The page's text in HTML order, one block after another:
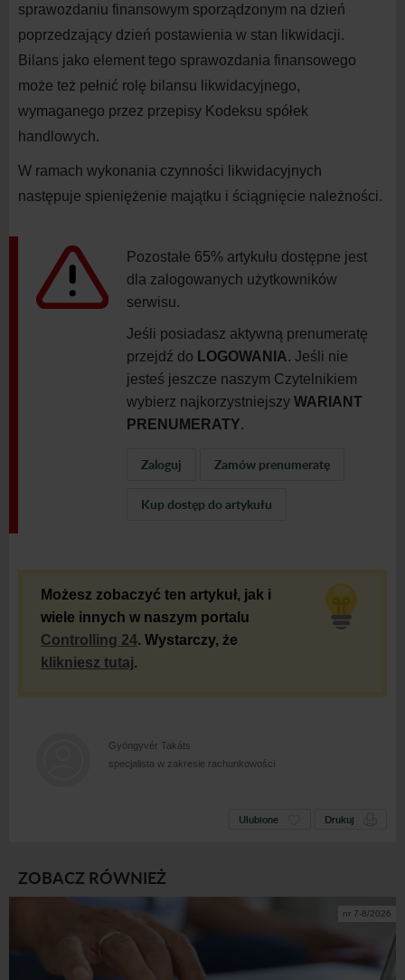
sprawozdaniu finansowym sporządzonym na dzień
poprzedzający dzień postawienia w stan likwidacji.
Bilans jako element tego sprawozdania finansowego
może też pełnić rolę bilansu likwidacyjnego,
wymaganego przez przepisy Kodeksu spółek
handlowych.
W ramach wykonania czynności likwidacyjnych
następuje spieniężenie majątku i ściągnięcie należności.
Pozostałe 65% artykułu dostępne jest
dla zalogowanych użytkowników
serwisu.
Jeśli posiadasz aktywną prenumeratę
przejdź do LOGOWANIA. Jeśli nie
jesteś jeszcze naszym Czytelnikiem
wybierz najkorzystniejszy WARIANT
PRENUMERATY.
Zaloguj Zamów prenumeratę
Kup dostęp do artykułu
Możesz zobaczyć ten artykuł, jak i
wiele innych w naszym portalu
Controlling 24. Wystarczy, że
klikniesz tutaj.
Gyöngyvér Takáts
specjalista w zakresie rachunkowości
Ulubione Drukuj
ZOBACZ RÓWNIEŻ
nr 7-8/2026